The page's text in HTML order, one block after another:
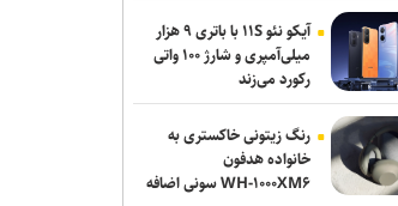
آیکو نئو ۱۱S با باتری ۹ هزار
میلی‌آمپری و شارژ ۱۰۰ واتی
رکورد می‌زند
رنگ زیتونی خاکستری به
خانواده هدفون
WH-۱۰۰۰XM۶ سونی اضافه